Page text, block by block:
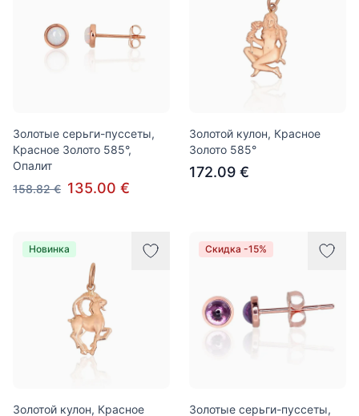
Золотые серьги-пуссеты,
Красное Золото 585°,
Опалит
158.82 € 135.00 €
Золотой кулон, Красное
Золото 585°
172.09 €
Новинка
Золотой кулон, Красное
Скидка -15%
Золотые серьги-пуссеты,